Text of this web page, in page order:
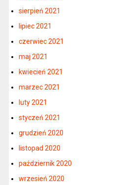
sierpień 2021
lipiec 2021
czerwiec 2021
maj 2021
kwiecień 2021
marzec 2021
luty 2021
styczeń 2021
grudzień 2020
listopad 2020
październik 2020
wrzesień 2020